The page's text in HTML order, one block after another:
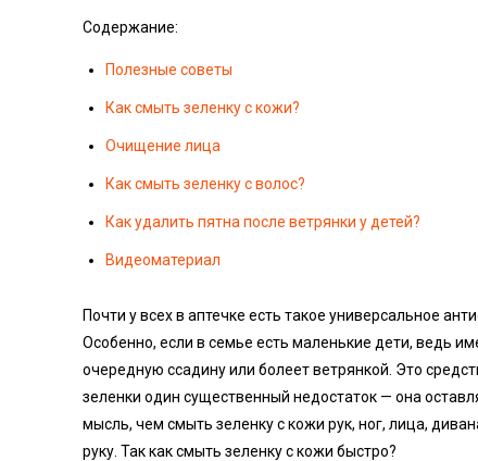
Содержание:
Полезные советы
Как смыть зеленку с кожи?
Очищение лица
Как смыть зеленку с волос?
Как удалить пятна после ветрянки у детей?
Видеоматериал
Почти у всех в аптечке есть такое универсальное
Особенно, если в семье есть маленькие дети, ведь
очередную ссадину или болеет ветрянкой. Это
зеленки один существенный недостаток — она
мысль, чем смыть зеленку с кожи рук, ног, лица,
руку. Так как смыть зеленку с кожи быстро?